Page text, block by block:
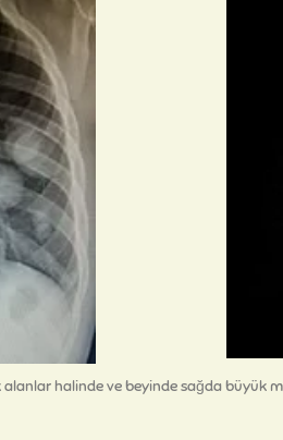
halinde ve beyinde sağda büyük